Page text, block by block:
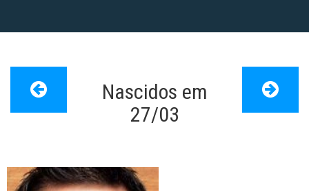
Papo de Cinema
Nascidos em
27/03